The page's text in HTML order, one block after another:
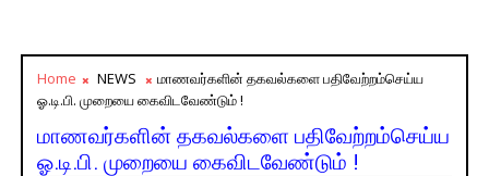
Home NEWS
மாணவர்களின் தகவல்களை பதிவேற்றம்செய்ய
ஓ.டி.பி. முறையை கைவிடவேண்டும் !
மாணவர்களின் தகவல்களை பதிவேற்றம்செய்ய
ஓ.டி.பி. முறையை கைவிடவேண்டும் !